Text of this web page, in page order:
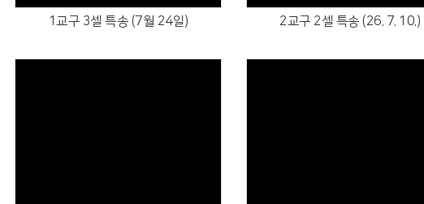
1교구 3셀 특송 (7월 24일) 2교구 2셀 특송 (26. 7. 10.)